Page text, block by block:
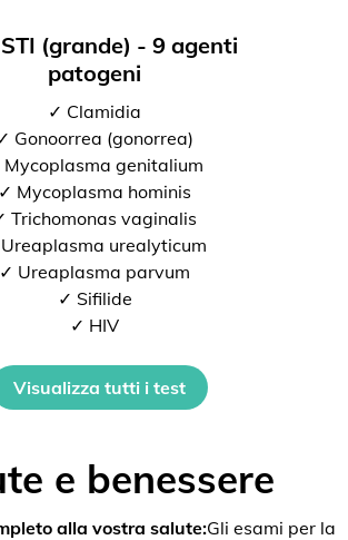
(grande) - 9 agenti
patogeni
✓ Clamidia
Gonoorrea (gonorrea)
genitalium
✓ Mycoplasma hominis
Trichomonas vaginalis
urealyticum
✓ Ureaplasma parvum
✓ Sifilide
✓ HIV
Visualizza tutti i test
e benessere
alla vostra salute:Gli esami per la